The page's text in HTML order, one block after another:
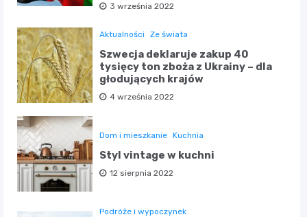
3 września 2022
Aktualności Ze świata
Szwecja deklaruje zakup 40
tysięcy ton zboża z Ukrainy – dla
głodujących krajów
4 września 2022
Dom i mieszkanie Kuchnia
Styl vintage w kuchni
12 sierpnia 2022
Podróże i wypoczynek